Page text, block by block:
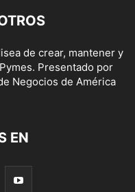
de crear, mantener y
Presentado por
Negocios de América
EN